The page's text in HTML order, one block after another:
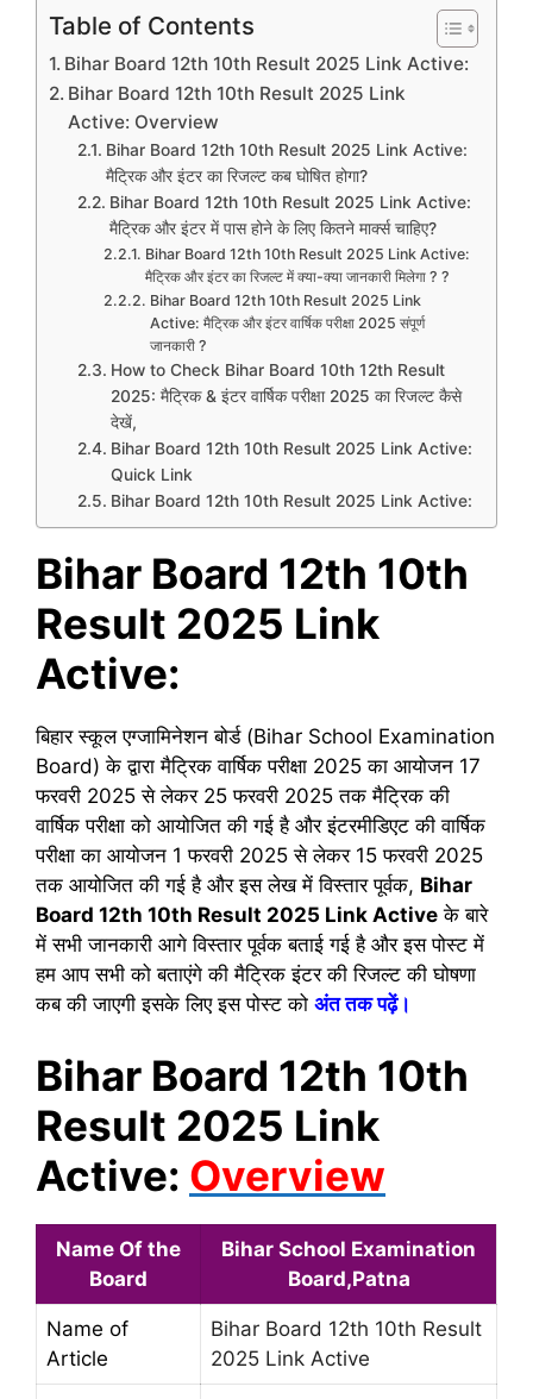
Table of Contents
Bihar Board 12th 10th Result 2025 Link Active:
Bihar Board 12th 10th Result 2025 Link
Active: Overview
Bihar Board 12th 10th Result 2025 Link Active:
मैट्रिक और इंटर का रिजल्ट कब घोषित होगा?
Bihar Board 12th 10th Result 2025 Link Active:
मैट्रिक और इंटर में पास होने के लिए कितने मार्क्स चाहिए?
Bihar Board 12th 10th Result 2025 Link Active:
मैट्रिक और इंटर का रिजल्ट में क्या-क्या जानकारी मिलेगा ? ?
Bihar Board 12th 10th Result 2025 Link
Active: मैट्रिक और इंटर वार्षिक परीक्षा 2025 संपूर्ण
जानकारी ?
How to Check Bihar Board 10th 12th Result
2025: मैट्रिक & इंटर वार्षिक परीक्षा 2025 का रिजल्ट कैसे
देखें,
Bihar Board 12th 10th Result 2025 Link Active:
Quick Link
Bihar Board 12th 10th Result 2025 Link Active:
Bihar Board 12th 10th
Result 2025 Link
Active:
बिहार स्कूल एग्जामिनेशन बोर्ड (Bihar School Examination
Board) के द्वारा मैट्रिक वार्षिक परीक्षा 2025 का आयोजन 17
फरवरी 2025 से लेकर 25 फरवरी 2025 तक मैट्रिक की
वार्षिक परीक्षा को आयोजित की गई है और इंटरमीडिएट की वार्षिक
परीक्षा का आयोजन 1 फरवरी 2025 से लेकर 15 फरवरी 2025
तक आयोजित की गई है और इस लेख में विस्तार पूर्वक, Bihar
Board 12th 10th Result 2025 Link Active के बारे
में सभी जानकारी आगे विस्तार पूर्वक बताई गई है और इस पोस्ट में
हम आप सभी को बताएंगे की मैट्रिक इंटर की रिजल्ट की घोषणा
कब की जाएगी इसके लिए इस पोस्ट को अंत तक पढ़ें।
Bihar Board 12th 10th
Result 2025 Link
Active: Overview
Name Of the
Board
Bihar School Examination
Board,Patna
Name of
Article
Bihar Board 12th 10th Result
2025 Link Active